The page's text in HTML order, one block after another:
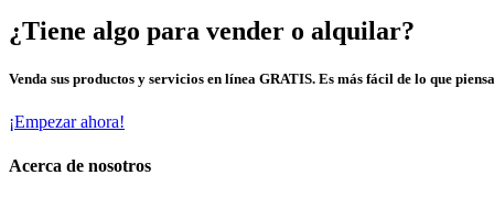
¿Tiene algo para vender o alquilar?
Venda sus productos y servicios en línea GRATIS. Es más fácil de lo que
¡Empezar ahora!
Acerca de nosotros